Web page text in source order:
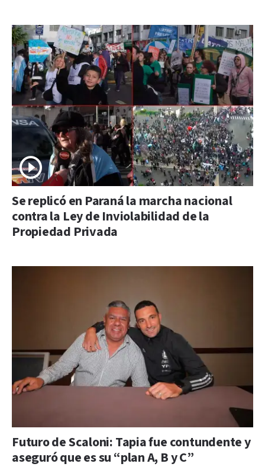
Se replicó en Paraná la marcha nacional
contra la Ley de Inviolabilidad de la
Propiedad Privada
Futuro de Scaloni: Tapia fue contundente y
aseguró que es su “plan A, B y C”